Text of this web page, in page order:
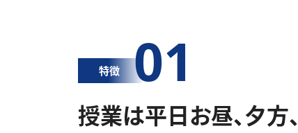
特徴 01
授業は平日お昼、夕方